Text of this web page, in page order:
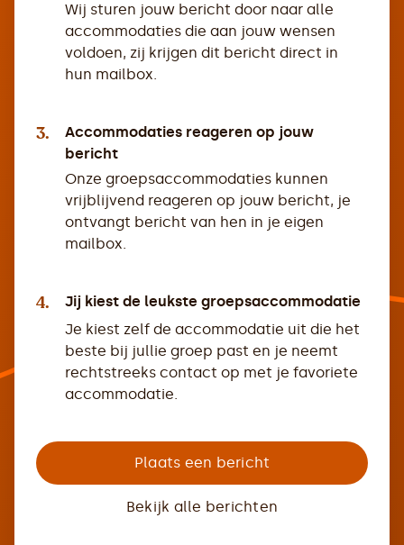
Wij sturen jouw bericht door naar alle
accommodaties die aan jouw wensen
voldoen, zij krijgen dit bericht direct in
hun mailbox.
3.
Accommodaties reageren op jouw
bericht
Onze groepsaccommodaties kunnen
vrijblijvend reageren op jouw bericht, je
ontvangt bericht van hen in je eigen
mailbox.
4.
Jij kiest de leukste groepsaccommodatie
Je kiest zelf de accommodatie uit die het
beste bij jullie groep past en je neemt
rechtstreeks contact op met je favoriete
accommodatie.
Plaats een bericht
Bekijk alle berichten